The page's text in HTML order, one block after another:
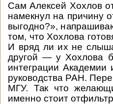
Сам Алексей Хохлов
намекнул на причину
выгодно?»,
том, что Хохлова
И вряд ли их не
другой — у Хохлова
интеграции Академии
руководства РАН.
МГУ. Так что
именно стоит